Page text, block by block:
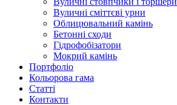
Вуличні сміттєві урни
Облицювальний камінь
Бетонні сходи
Гідрофобізатори
Мокрий камінь
Портфоліо
Кольорова гама
Статті
Контакти